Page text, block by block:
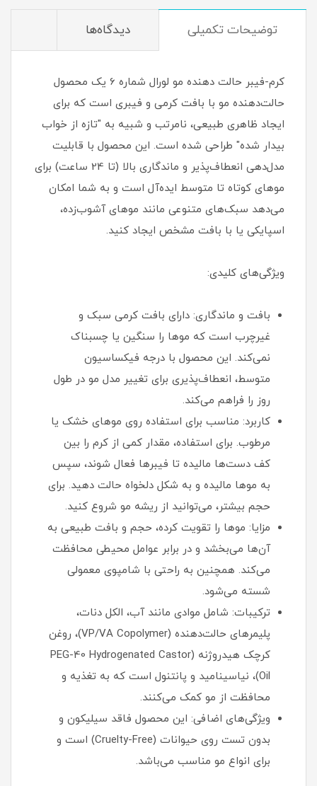
توضیحات تکمیلی دیدگاه‌ها
کرم-فیبر حالت دهنده مو لورال شماره 6 یک محصول
حالت‌دهنده مو با بافت کرمی و فیبری است که برای
ایجاد ظاهری طبیعی، نامرتب و شبیه به "تازه از خواب
بیدار شده" طراحی شده است. این محصول با قابلیت
مدل‌دهی انعطاف‌پذیر و ماندگاری بالا (تا 24 ساعت) برای
موهای کوتاه تا متوسط ایده‌آل است و به شما امکان
می‌دهد سبک‌های متنوعی مانند موهای آشوب‌زده،
اسپایکی یا با بافت مشخص ایجاد کنید.
ویژگی‌های کلیدی:
بافت و ماندگاری: دارای بافت کرمی سبک و
غیرچرب است که موها را سنگین یا چسبناک
نمی‌کند. این محصول با درجه فیکساسیون
متوسط، انعطاف‌پذیری برای تغییر مدل مو در طول
روز را فراهم می‌کند.
کاربرد: مناسب برای استفاده روی موهای خشک یا
مرطوب. برای استفاده، مقدار کمی از کرم را بین
کف دست‌ها مالیده تا فیبرها فعال شوند، سپس
به موها مالیده و به شکل دلخواه حالت دهید. برای
حجم بیشتر، می‌توانید از ریشه مو شروع کنید.
مزایا: موها را تقویت کرده، حجم و بافت طبیعی به
آن‌ها می‌بخشد و در برابر عوامل محیطی محافظت
می‌کند. همچنین به راحتی با شامپوی معمولی
شسته می‌شود.
ترکیبات: شامل موادی مانند آب، الکل دنات،
پلیمرهای حالت‌دهنده (VP/VA Copolymer)، روغن
کرچک هیدروژنه (PEG-40 Hydrogenated Castor
Oil)، نیاسینامید و پانتنول است که به تغذیه و
محافظت از مو کمک می‌کنند.
ویژگی‌های اضافی: این محصول فاقد سیلیکون و
بدون تست روی حیوانات (Cruelty-Free) است و
برای انواع مو مناسب می‌باشد.